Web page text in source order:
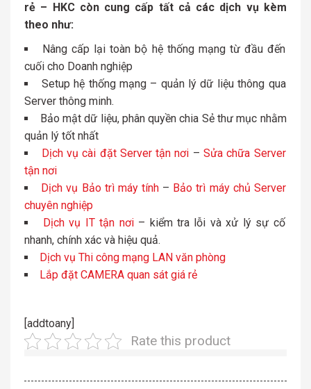
rẻ – HKC còn cung cấp tất cả các dịch vụ kèm
theo như:
Nâng cấp lại toàn bộ hệ thống mạng từ đầu đến
cuối cho Doanh nghiệp
Setup hệ thống mạng – quản lý dữ liệu thông qua
Server thông minh.
Bảo mật dữ liệu, phân quyền chia Sẻ thư mục nhằm
quản lý tốt nhất
Dịch vụ cài đặt Server tận nơi –Sửa chữa Server
tận nơi
Dịch vụ Bảo trì máy tính – Bảo trì máy chủ Server
chuyên nghiệp
Dịch vụ IT tận nơi – kiểm tra lỗi và xử lý sự cố
nhanh, chính xác và hiệu quả.
Dịch vụ Thi công mạng LAN văn phòng
Lắp đặt CAMERA quan sát giá rẻ
[addtoany]
Rate this product